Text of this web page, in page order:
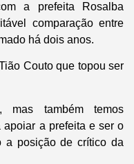
a prefeita Rosalba
comparação entre
há dois anos.
Couto que topou ser
mas também temos
apoiar a prefeita e ser o
a posição de crítico da